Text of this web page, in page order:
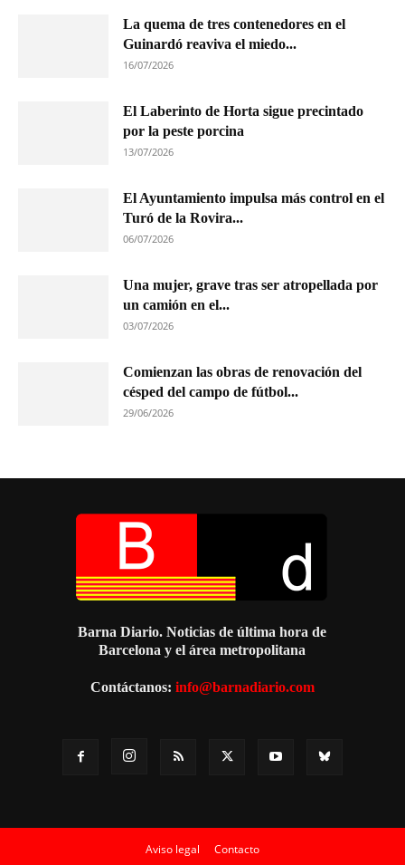
La quema de tres contenedores en el
Guinardó reaviva el miedo...
16/07/2026
El Laberinto de Horta sigue precintado
por la peste porcina
13/07/2026
El Ayuntamiento impulsa más control en el
Turó de la Rovira...
06/07/2026
Una mujer, grave tras ser atropellada por
un camión en el...
03/07/2026
Comienzan las obras de renovación del
césped del campo de fútbol...
29/06/2026
Barna Diario. Noticias de última hora de
Barcelona y el área metropolitana
Contáctanos: info@barnadiario.com
Aviso legal Contacto